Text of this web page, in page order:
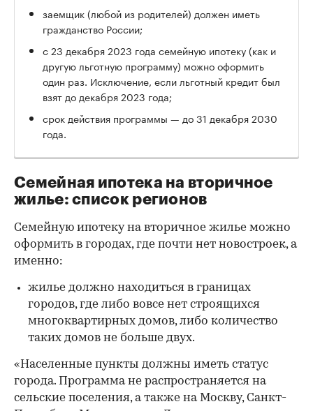
заемщик (любой из родителей) должен иметь
гражданство России;
с 23 декабря 2023 года семейную ипотеку (как и
другую льготную программу) можно оформить
один раз. Исключение, если льготный кредит был
взят до декабря 2023 года;
срок действия программы — до 31 декабря 2030
года.
Семейная ипотека на вторичное
жилье: список регионов
Семейную ипотеку на вторичное жилье можно
оформить в городах, где почти нет новостроек, а
именно:
жилье должно находиться в границах
городов, где либо вовсе нет строящихся
многоквартирных домов, либо количество
таких домов не больше двух.
«Населенные пункты должны иметь статус
города. Программа не распространяется на
сельские поселения, а также на Москву, Санкт-